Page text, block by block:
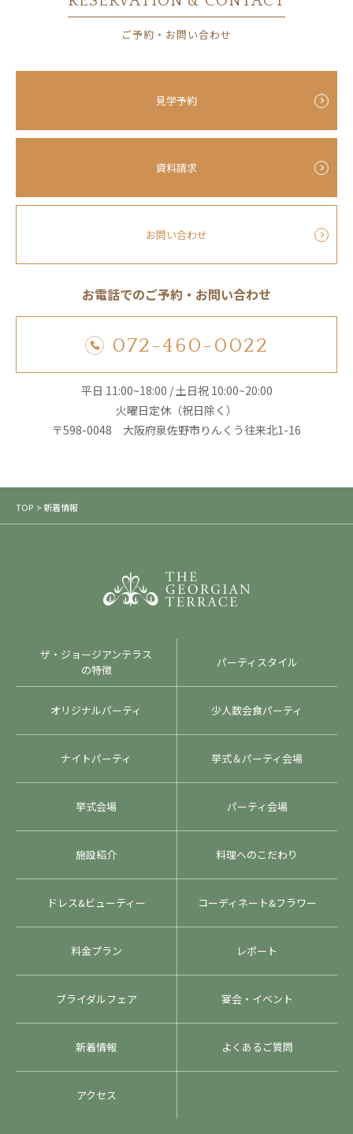
ご予約・お問い合わせ
見学予約
資料請求
お問い合わせ
お電話でのご予約・お問い合わせ
072-460-0022
平日 11:00~18:00 / 土日祝 10:00~20:00
火曜日定休（祝日除く）
〒598-0048 大阪府泉佐野市りんくう往来北1-16
TOP > 新着情報
ザ・ジョージアンテラス
の特徴
パーティスタイル
オリジナルパーティ 少人数会食パーティ
ナイトパーティ 挙式＆パーティ会場
挙式会場 パーティ会場
施設紹介 料理へのこだわり
ドレス&ビューティー コーディネート&フラワー
料金プラン レポート
ブライダルフェア 宴会・イベント
新着情報 よくあるご質問
アクセス